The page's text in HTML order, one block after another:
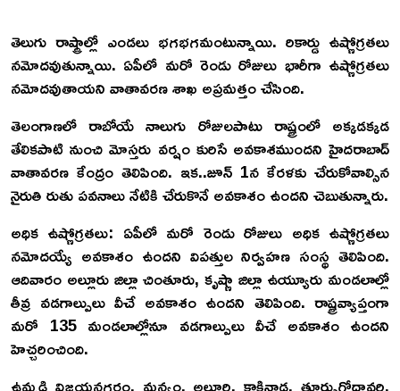
తెలుగు రాష్ట్రాల్లో ఎండలు భగభగమంటున్నాయి. రికార్డు ఉష్ణోగ్రతలు
నమోదవుతున్నాయి. ఏపీలో మరో రెండు రోజులు భారీగా ఉష్ణోగ్రతలు
నమోదవుతాయని వాతావరణ శాఖ అప్రమత్తం చేసింది.
తెలంగాణలో రాబోయే నాలుగు రోజులపాటు రాష్ట్రంలో అక్కడక్కడ
తేలికపాటి నుంచి మోస్తరు వర్షం కురిసే అవకాశముందని హైదరాబాద్‌
వాతావరణ కేంద్రం తెలిపింది. ఇక..జూన్ 1న కేరళకు చేరుకోవాల్సిన
నైరుతి రుతు పవనాలు నేటికి చేరుకొనే అవకాశం ఉందని చెబుతున్నారు.
అధిక ఉష్ణోగ్రతలు: ఏపీలో మరో రెండు రోజులు అధిక ఉష్ణోగ్రతలు
నమోదయ్యే అవకాశం ఉందని విపత్తుల నిర్వహణ సంస్థ తెలిపింది.
ఆదివారం అల్లూరు జిల్లా చింతూరు, కృష్ణా జిల్లా ఉయ్యూరు మండలాల్లో
తీవ్ర వడగాల్పులు వీచే అవకాశం ఉందని తెలిపింది. రాష్ట్రవ్యాప్తంగా
మరో 135 మండలాల్లోనూ వడగాల్పులు వీచే అవకాశం ఉందని
హెచ్చరించింది.